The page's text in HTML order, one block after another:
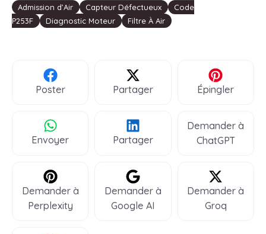
Étiquettes
Admission d’Air Capteur Défectueux
Code
P253F
Diagnostic Moteur Filtre À Air
Poster Partager Épingler
Envoyer Partager
Demander à
ChatGPT
Demander à
Perplexity
Demander à
Google AI
Demander à
Groq